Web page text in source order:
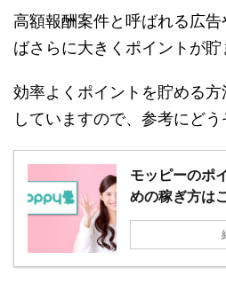
高額報酬案件と呼ばれる広告
ばさらに大きくポイントが貯
効率よくポイントを貯める
していますので、参考にどう
モッピーのポ
めの稼ぎ方は